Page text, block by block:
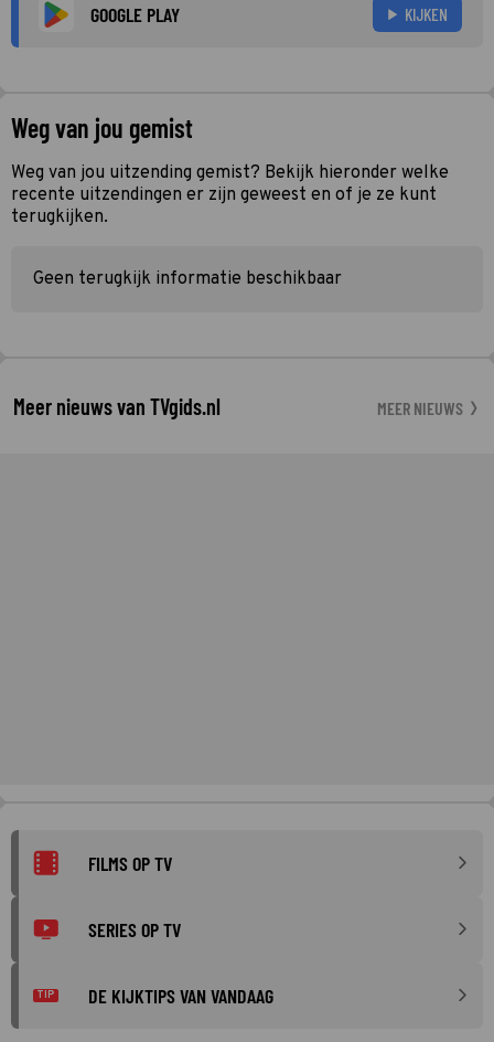
GOOGLE PLAY KIJKEN
Weg van jou gemist
Weg van jou uitzending gemist? Bekijk hieronder welke
recente uitzendingen er zijn geweest en of je ze kunt
terugkijken.
Geen terugkijk informatie beschikbaar
Meer nieuws van TVgids.nl MEER NIEUWS
FILMS OP TV
SERIES OP TV
TIP DE KIJKTIPS VAN VANDAAG